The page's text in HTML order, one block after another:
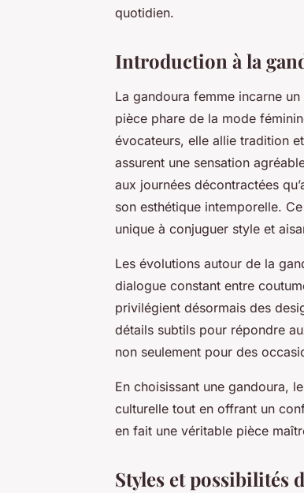
quotidien.
Introduction à la
La gandoura femme incarne
pièce phare de la mode
évocateurs, elle allie tradition
assurent une sensation
aux journées décontractées
son esthétique intemporelle.
unique à conjuguer style et
Les évolutions autour de la
dialogue constant entre
privilégient désormais des
détails subtils pour répondre
non seulement pour des
En choisissant une gandoura,
culturelle tout en offrant un
en fait une véritable pièce
Styles et possibilités